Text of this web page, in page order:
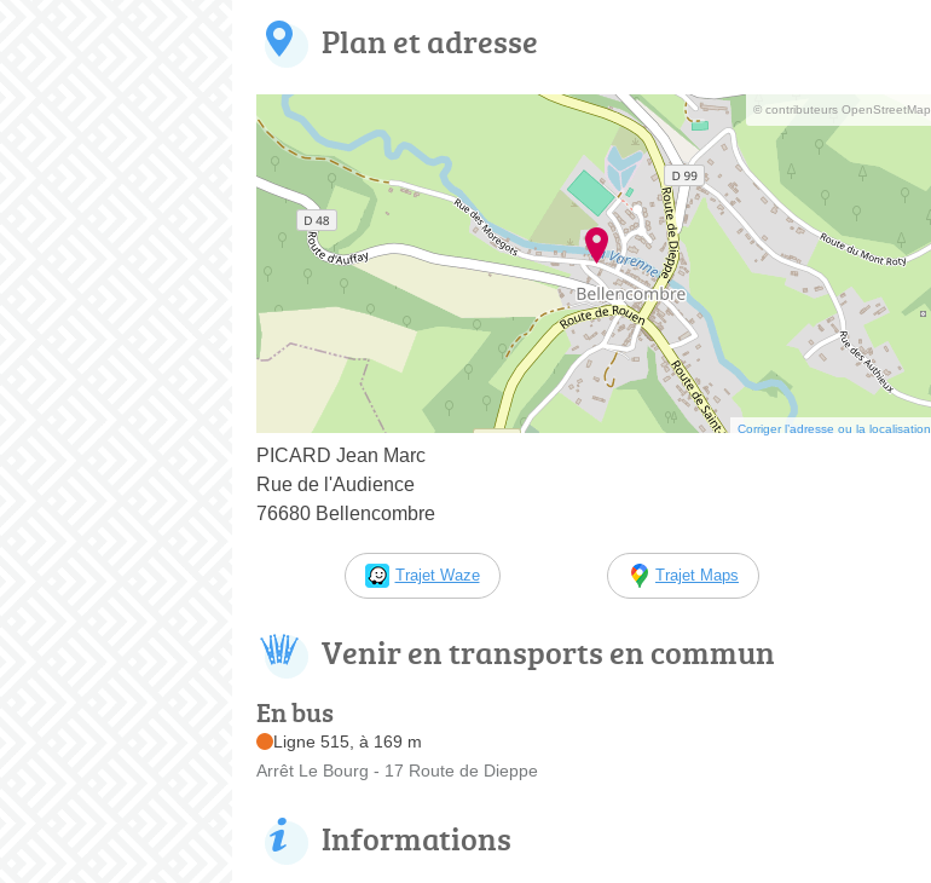
Plan et adresse
© contributeurs OpenStreetMap
Corriger l’adresse ou la localisation
PICARD Jean Marc
Rue de l'Audience
76680 Bellencombre
Trajet Waze Trajet Maps
Venir en transports en commun
En bus
Ligne 515, à 169 m
Arrêt Le Bourg - 17 Route de Dieppe
Informations